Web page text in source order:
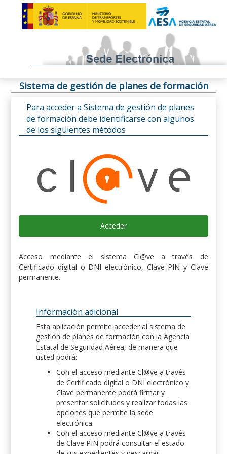
Sistema de gestión de planes de formación
Para acceder a Sistema de gestión de planes
de formación debe identificarse con algunos
de los siguientes métodos
Acceder
Acceso mediante el sistema Cl@ve a través de
Certificado digital o DNI electrónico, Clave PIN y Clave
permanente.
Información adicional
Esta aplicación permite acceder al sistema de
gestión de planes de formación con la Agencia
Estatal de Seguridad Aérea, de manera que
usted podrá:
Con el acceso mediante Cl@ve a través
de Certificado digital o DNI electrónico y
Clave permanente podrá firmar y
presentar solicitudes y realizar todas las
opciones que permite la sede
electrónica.
Con el acceso mediante Cl@ve a través
de Clave PIN podrá consultar el estado